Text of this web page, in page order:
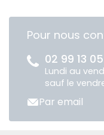
Pour nous
02 99 13
Lundi au
sauf le
Par email